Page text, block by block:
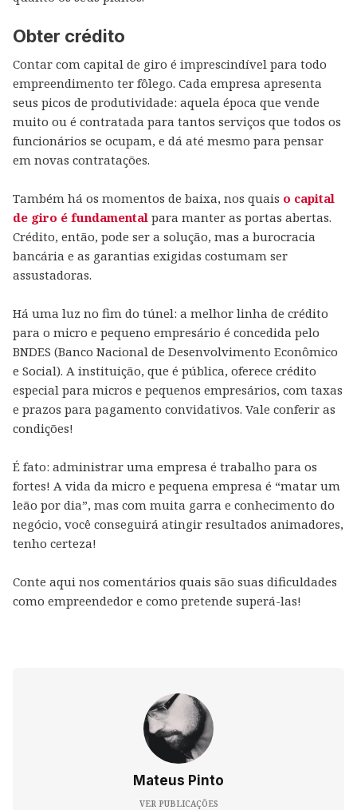
Obter crédito
Contar com capital de giro é imprescindível para todo
empreendimento ter fôlego. Cada empresa apresenta
seus picos de produtividade: aquela época que vende
muito ou é contratada para tantos serviços que todos os
funcionários se ocupam, e dá até mesmo para pensar
em novas contratações.
Também há os momentos de baixa, nos quais o capital
de giro é fundamental para manter as portas abertas.
Crédito, então, pode ser a solução, mas a burocracia
bancária e as garantias exigidas costumam ser
assustadoras.
Há uma luz no fim do túnel: a melhor linha de crédito
para o micro e pequeno empresário é concedida pelo
BNDES (Banco Nacional de Desenvolvimento Econômico
e Social). A instituição, que é pública, oferece crédito
especial para micros e pequenos empresários, com taxas
e prazos para pagamento convidativos. Vale conferir as
condições!
É fato: administrar uma empresa é trabalho para os
fortes! A vida da micro e pequena empresa é “matar um
leão por dia”, mas com muita garra e conhecimento do
negócio, você conseguirá atingir resultados animadores,
tenho certeza!
Conte aqui nos comentários quais são suas dificuldades
como empreendedor e como pretende superá-las!
Mateus Pinto
VER PUBLICAÇÕES